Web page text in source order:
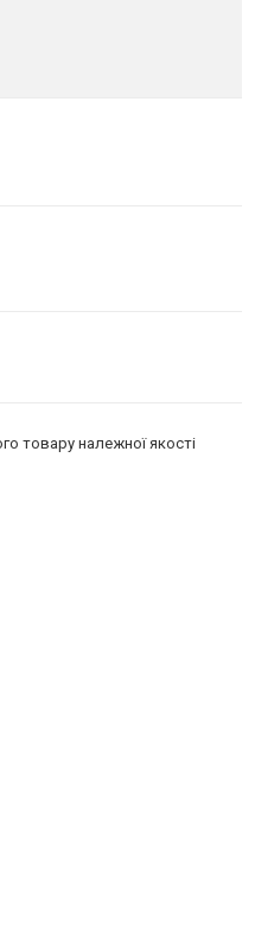
товару належної якості